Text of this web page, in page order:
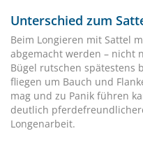
Unterschied zum
Beim Longieren mit Sattel
abgemacht werden – nicht
Bügel rutschen spätestens
fliegen um Bauch und
mag und zu Panik führen
deutlich
Longenarbeit.